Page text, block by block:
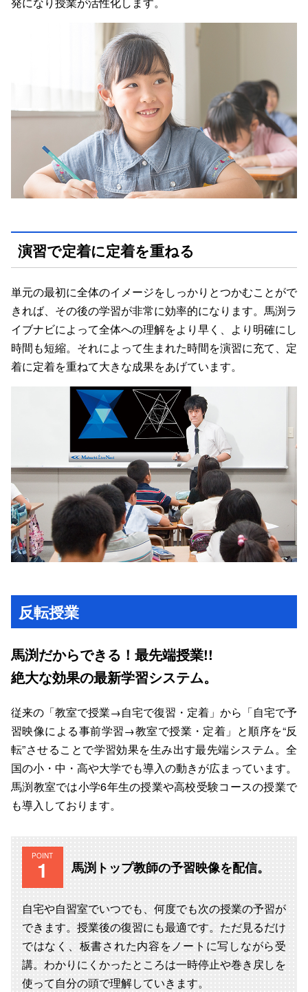
演習で定着に定着を重ねる
単元の最初に全体のイメージをしっかりとつかむことがで
きれば、その後の学習が非常に効率的になります。馬渕ラ
イブナビによって全体への理解をより早く、より明確にし
時間も短縮。それによって生まれた時間を演習に充て、定
着に定着を重ねて大きな成果をあげています。
反転授業
馬渕だからできる！最先端授業!!
絶大な効果の最新学習システム。
従来の「教室で授業→自宅で復習・定着」から「自宅で予
習映像による事前学習→教室で授業・定着」と順序を“反
転”させることで学習効果を生み出す最先端システム。全
国の小・中・高や大学でも導入の動きが広まっています。
馬渕教室では小学6年生の授業や高校受験コースの授業で
も導入しております。
POINT
馬渕トップ教師の予習映像を配信。
自宅や自習室でいつでも、何度でも次の授業の予習が
できます。授業後の復習にも最適です。ただ見るだけ
ではなく、板書された内容をノートに写しながら受
講。わかりにくかったところは一時停止や巻き戻しを
使って自分の頭で理解していきます。